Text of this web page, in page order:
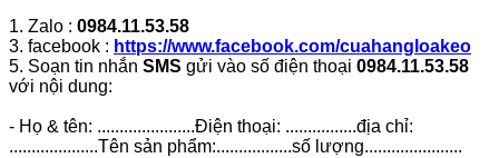
1. Zalo : 0984.11.53.58
3. facebook : https://www.facebook.com/cuahangloakeo
5. Soạn tin nhắn SMS gửi vào số điện thoại 0984.11.53.58
với nội dung:
- Họ & tên: ......................Điện thoại: ................địa chỉ:
....................Tên sản phẩm:.................số lượng......................